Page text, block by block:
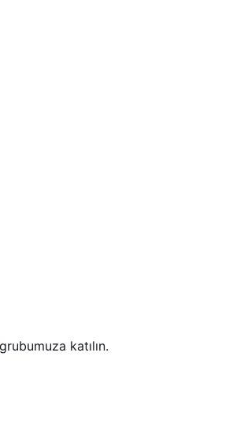
grubumuza katılın.